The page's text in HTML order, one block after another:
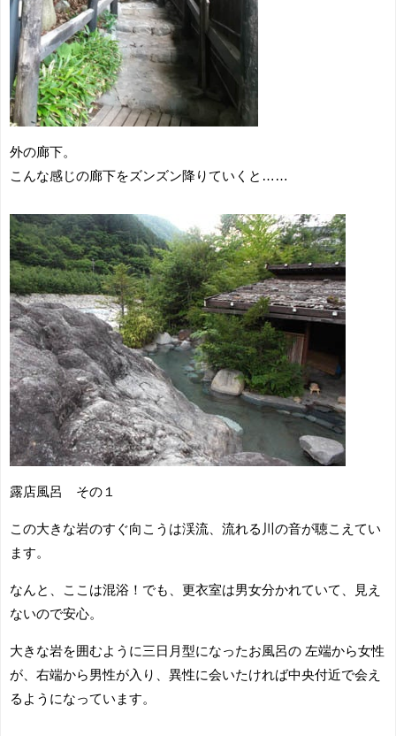
外の廊下。
こんな感じの廊下をズンズン降りていくと……
露店風呂 その１
この大きな岩のすぐ向こうは渓流、流れる川の音が聴こえてい
ます。
なんと、ここは混浴！でも、更衣室は男女分かれていて、見え
ないので安心。
大きな岩を囲むように三日月型になったお風呂の 左端から女性
が、右端から男性が入り、異性に会いたければ中央付近で会え
るようになっています。